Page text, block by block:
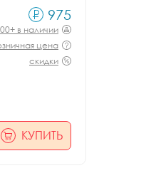
975
в наличии
цена
скидки
КУПИТЬ